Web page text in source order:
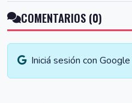
COMENTARIOS (0)
Iniciá sesión con Google